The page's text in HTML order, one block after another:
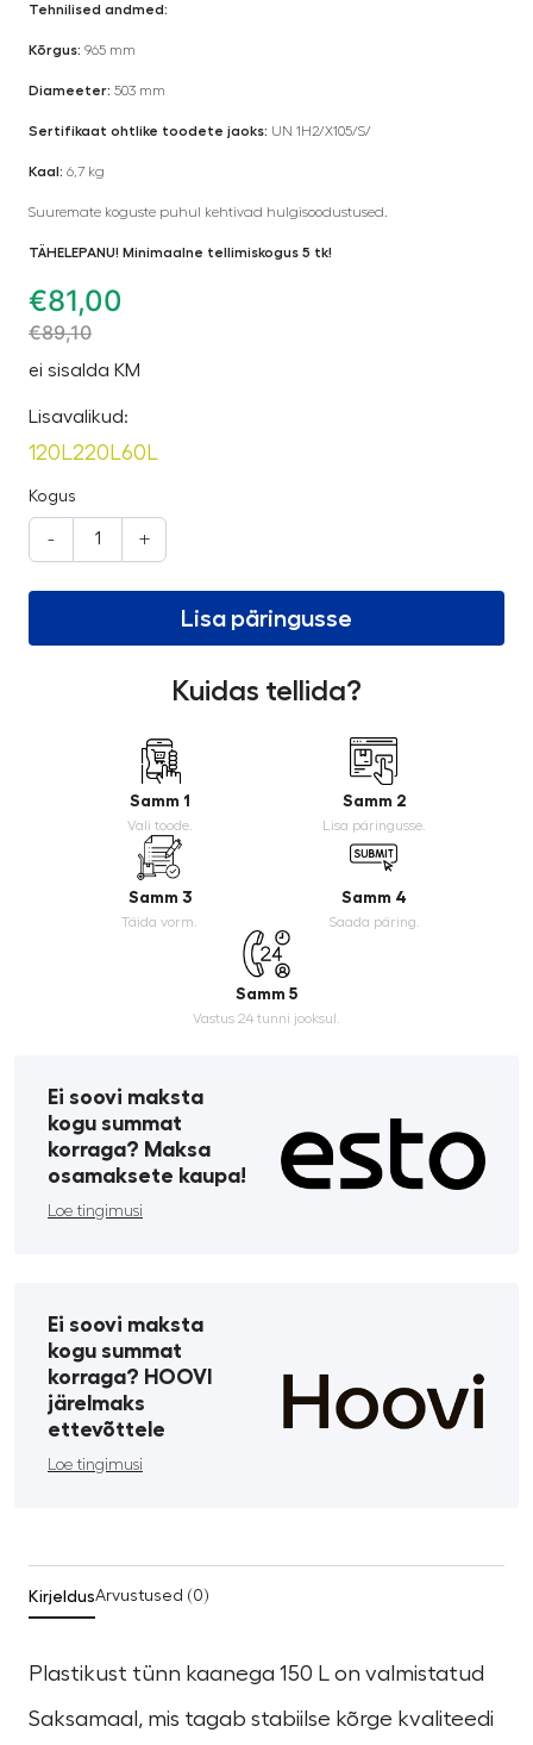
Tehnilised andmed:
Kõrgus: 965 mm
Diameeter: 503 mm
Sertifikaat ohtlike toodete jaoks: UN 1H2/X105/S/
Kaal: 6,7 kg
Suuremate koguste puhul kehtivad hulgisoodustused.
TÄHELEPANU! Minimaalne tellimiskogus 5 tk!
€81,00
€89,10
ei sisalda KM
Lisavalikud:
120L 220L 60L
Kogus
- +
Lisa päringusse
Kuidas tellida?
Samm 1
Vali toode.
Samm 2
Lisa päringusse.
Samm 3
Täida vorm.
Samm 4
Saada päring.
Samm 5
Vastus 24 tunni jooksul.
Ei soovi maksta
kogu summat
korraga? Maksa
osamaksete kaupa!
Loe tingimusi
Ei soovi maksta
kogu summat
korraga? HOOVI
järelmaks
ettevõttele
Loe tingimusi
KirjeldusArvustused (0)
Plastikust tünn kaanega 150 L on valmistatud
Saksamaal, mis tagab stabiilse kõrge kvaliteedi